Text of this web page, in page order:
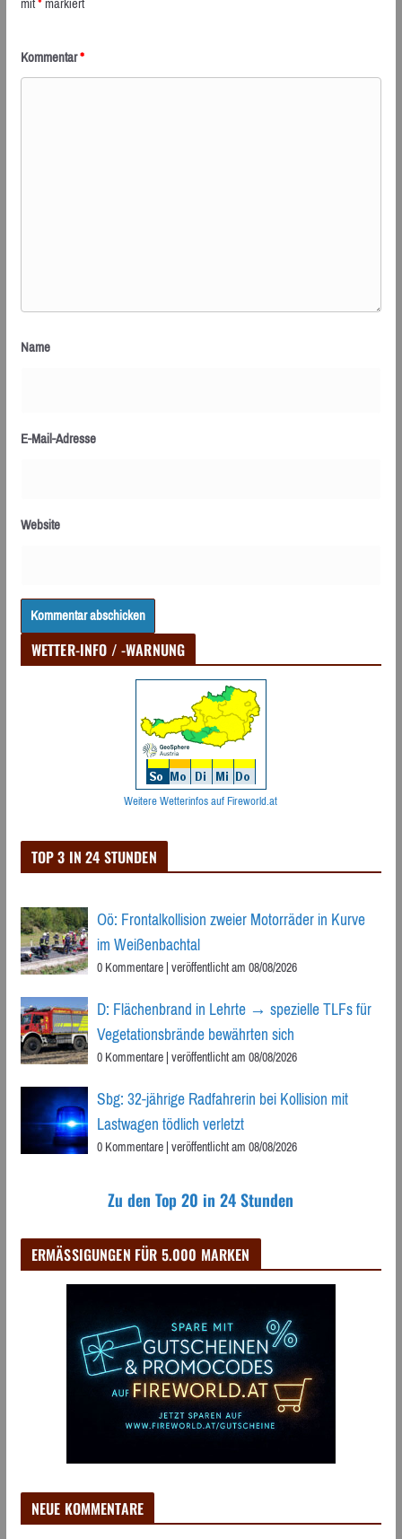
Kommentar*
Name
E-Mail-Adresse
Website
WETTER-INFO / -WARNUNG
Weitere Wetterinfos auf Fireworld.at
TOP 3 IN 24 STUNDEN
Oö: Frontalkollision zweier Motorräder in Kurve
im Weißenbachtal
0 Kommentare|veröffentlicht am 08/08/2026
D: Flächenbrand in Lehrte → spezielle TLFs für
Vegetationsbrände bewährten sich
0 Kommentare|veröffentlicht am 08/08/2026
Sbg: 32-jährige Radfahrerin bei Kollision mit
Lastwagen tödlich verletzt
0 Kommentare|veröffentlicht am 08/08/2026
Zu den Top 20 in 24 Stunden
ERMÄSSIGUNGEN FÜR 5.000 MARKEN
NEUE KOMMENTARE